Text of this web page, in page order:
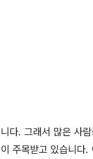
다. 그래서 많은 사
주목받고 있습니